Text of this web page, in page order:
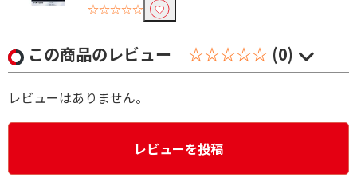
☆☆☆☆☆
この商品のレビュー ☆☆☆☆☆ (0)
レビューはありません。
レビューを投稿